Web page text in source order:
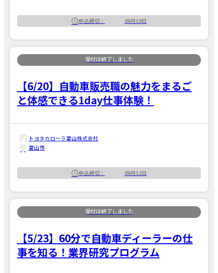
申込締切： 06月19日
【6/20】自動車販売職の魅力をまるご
と体感できる1day仕事体験！
トヨタカローラ富山株式会社
富山市
申込締切： 06月12日
【5/23】60分で自動車ディーラーの仕
事を知る！業界研究プログラム